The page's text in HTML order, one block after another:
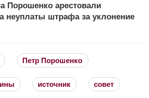
Порошенко арестовали
неуплаты штрафа за уклонение
Петр Порошенко
источник совет